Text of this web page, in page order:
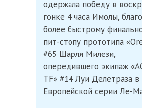
racing»
выиграла
4
часа
Имолы,
но
потеряла
победу
из-
за
штрафа,
триумф
одержала победу в
гонке 4 часа Имолы,
более быстрому
пит-стопу прототипа
#65 Шарля Милези,
опередившего экипаж
TF» #14 Луи Делетраза в
Европейской серии Ле-